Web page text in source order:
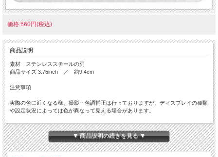
価格:660円(税込)
商品説明
素材 ステンレススチールの刃
商品サイズ 3.75inch ／ 約9.4cm
注意事項
実際の色に近くなる様、撮影・色調補正は行っておりますが、ディスプレイの種類
や設定状況によっては色が異なって見える場合があります。
輸送時にプラスッチックケースの割れ・擦り傷が発生している商品があります。
Heirloom Embroidery はさみ
▼ 商品説明の続きを見る ▼